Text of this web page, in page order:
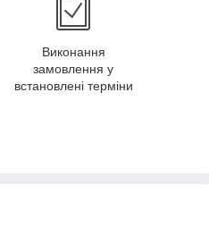
Виконання
замовлення у
встановлені терміни